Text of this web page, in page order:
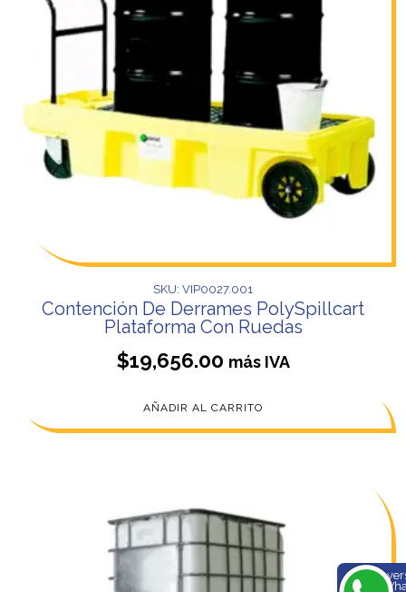
SKU: VIP0027.001
Contención De Derrames PolySpillcart
Plataforma Con Ruedas
$19,656.00 más IVA
AÑADIR AL CARRITO
en